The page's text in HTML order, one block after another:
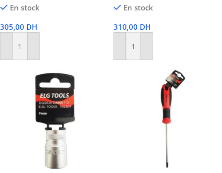
En stock
305,00 DH
Ajouter Au Panier
En stock
310,00 DH
Ajouter Au Panier